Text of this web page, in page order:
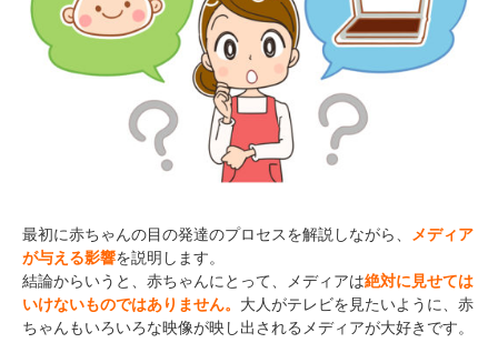
最初に赤ちゃんの目の発達のプロセスを解説しながら、 メディア
が与える影響を説明します。
結論からいうと、赤ちゃんにとって、メディアは絶対に見せては
いけないものではありません。 大人がテレビを見たいように、赤
ちゃんもいろいろな映像が映し出されるメディアが大好きです。